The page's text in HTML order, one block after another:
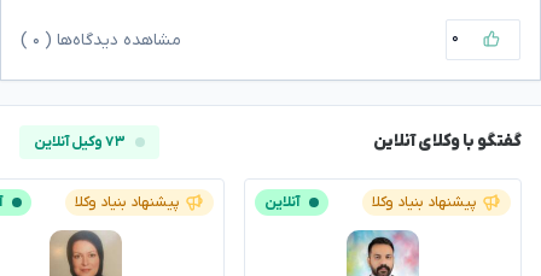
۰ مشاهده دیدگاه‌ها ( ۰
گفتگو با وکلای آنلاین ۷۳ وکیل آنلاین
پیشنهاد بنیاد وکلا آنلاین پیشنهاد بنیاد وکلا